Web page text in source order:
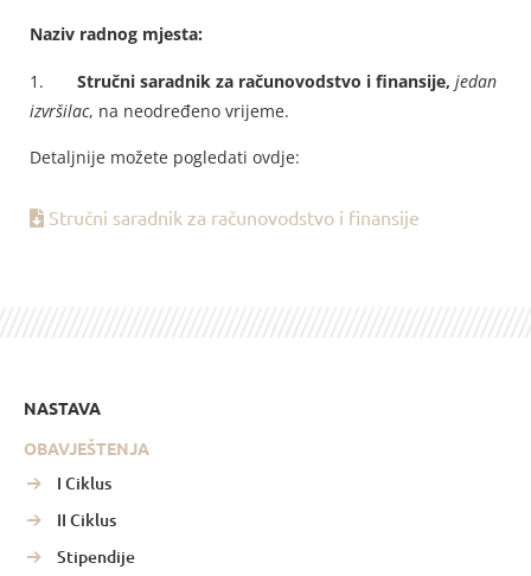
Naziv radnog mjesta:
1. Stručni saradnik za računovodstvo i finansije, jedan
izvršilac, na neodređeno vrijeme.
Detaljnije možete pogledati ovdje:
Stručni saradnik za računovodstvo i finansije
NASTAVA
OBAVJEŠTENJA
I Ciklus
II Ciklus
Stipendije